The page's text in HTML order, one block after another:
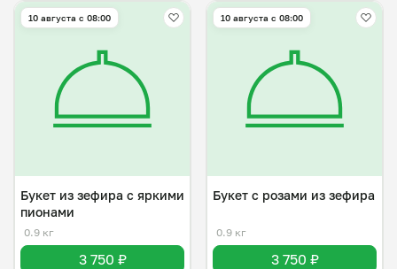
10 августа с 08:00
Букет из зефира с яркими
пионами
0.9 кг
3 750 ₽
10 августа с 08:00
Букет с розами из зефира
0.9 кг
3 750 ₽